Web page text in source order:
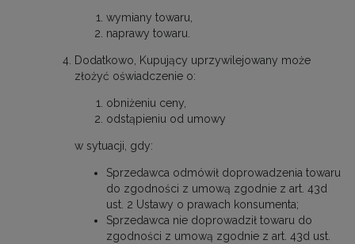
wymiany towaru,
naprawy towaru.
Dodatkowo, Kupujący uprzywilejowany może
złożyć oświadczenie o:
obniżeniu ceny,
odstąpieniu od umowy
w sytuacji, gdy:
Sprzedawca odmówił doprowadzenia towaru
do zgodności z umową zgodnie z art. 43d
ust. 2 Ustawy o prawach konsumenta;
Sprzedawca nie doprowadził towaru do
zgodności z umową zgodnie z art. 43d ust.